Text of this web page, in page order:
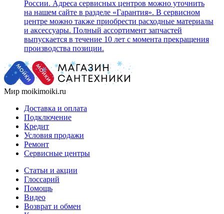
России. Адреса сервисных центров можно уточнить
на нашем сайте в разделе «Гарантия». В сервисном
центре можно также приобрести расходные материалы
и аксессуары. Полный ассортимент запчастей
выпускается в течение 10 лет с момента прекращения
производства позиции.
Мир moikimoiki.ru
Доставка и оплата
Подключение
Кредит
Условия продажи
Ремонт
Сервисные центры
Статьи и акции
Глоссарий
Помощь
Видео
Возврат и обмен